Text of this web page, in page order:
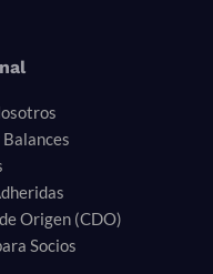
Origen (CDO)
Socios